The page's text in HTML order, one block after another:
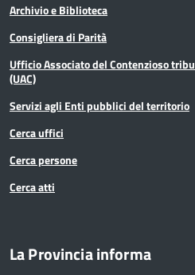
Archivio e Biblioteca
Consigliera di Parità
Ufficio Associato del Contenzioso
(UAC)
Servizi agli Enti pubblici del territorio
Cerca uffici
Cerca persone
Cerca atti
La Provincia informa